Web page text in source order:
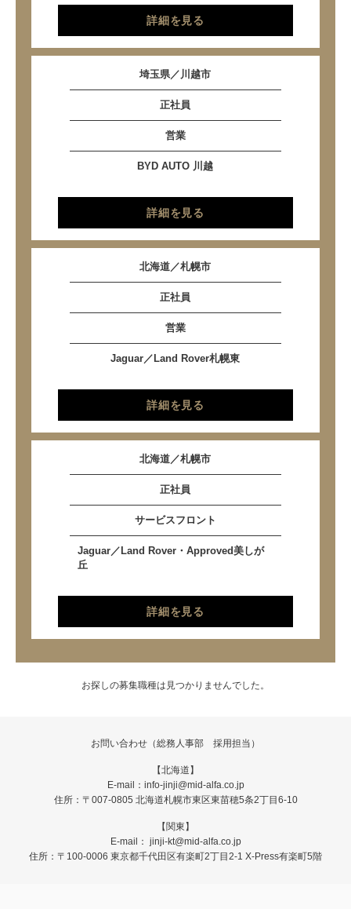
詳細を見る
埼玉県／川越市
正社員
営業
BYD AUTO 川越
詳細を見る
北海道／札幌市
正社員
営業
Jaguar／Land Rover札幌東
詳細を見る
北海道／札幌市
正社員
サービスフロント
Jaguar／Land Rover・Approved美しが
丘
詳細を見る
お探しの募集職種は見つかりませんでした。
お問い合わせ（総務人事部 採用担当）
【北海道】
E-mail：info-jinji@mid-alfa.co.jp
住所：〒007-0805 北海道札幌市東区東苗穂5条2丁目6-10
【関東】
E-mail： jinji-kt@mid-alfa.co.jp
住所：〒100-0006 東京都千代田区有楽町2丁目2-1 X-Press有楽町5階